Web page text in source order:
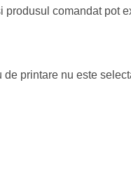
produsul comandat pot
printare nu este